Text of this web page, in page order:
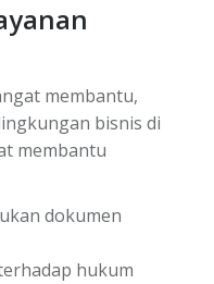
membantu,
bisnis di
membantu
dokumen
hukum